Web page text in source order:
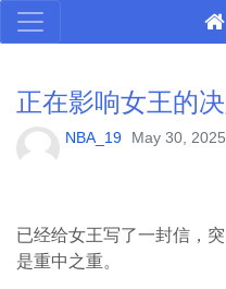
正在影响女王的
NBA_19 May 30, 2025
已经给女王写了一封信，
是重中之重。